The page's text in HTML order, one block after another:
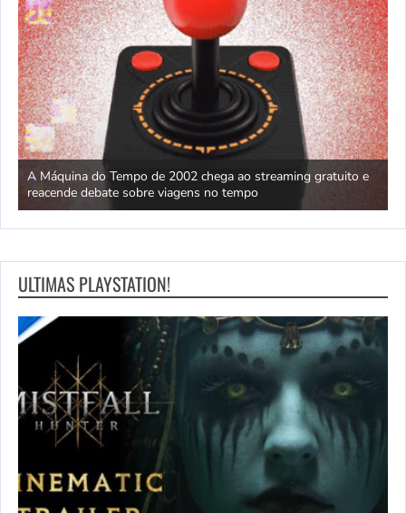
A Máquina do Tempo de 2002 chega ao streaming gratuito e
reacende debate sobre viagens no tempo
ULTIMAS PLAYSTATION!